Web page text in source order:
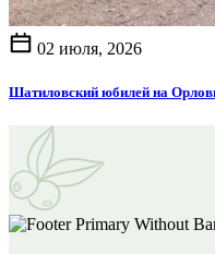
02 июля, 2026
Шатиловский юбилей на